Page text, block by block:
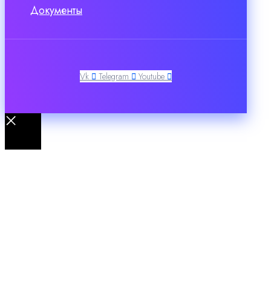
Документы
Vk Telegram Youtube